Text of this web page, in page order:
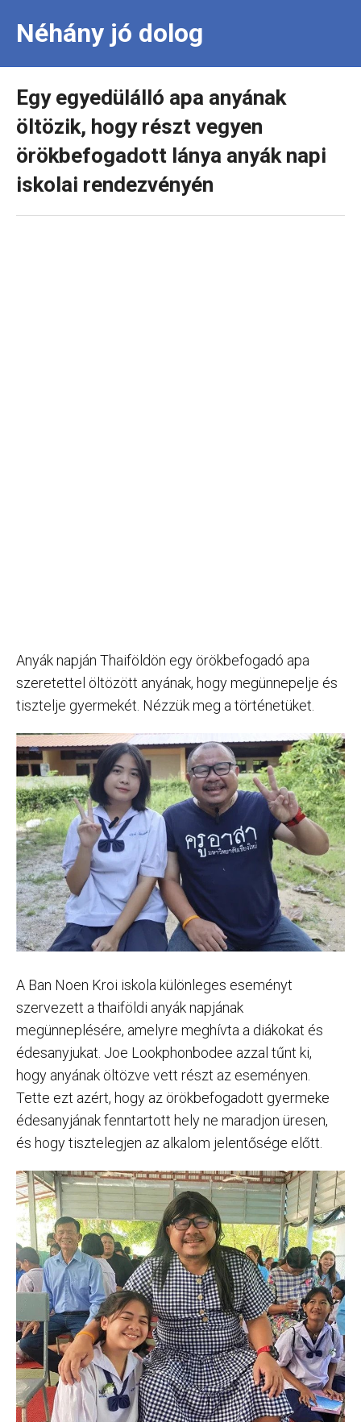
Néhány jó dolog
Egy egyedülálló apa anyának
öltözik, hogy részt vegyen
örökbefogadott lánya anyák napi
iskolai rendezvényén
Anyák napján Thaiföldön egy örökbefogadó apa
szeretettel öltözött anyának, hogy megünnepelje és
tisztelje gyermekét. Nézzük meg a történetüket.
A Ban Noen Kroi iskola különleges eseményt
szervezett a thaiföldi anyák napjának
megünneplésére, amelyre meghívta a diákokat és
édesanyjukat. Joe Lookphonbodee azzal tűnt ki,
hogy anyának öltözve vett részt az eseményen.
Tette ezt azért, hogy az örökbefogadott gyermeke
édesanyjának fenntartott hely ne maradjon üresen,
és hogy tisztelegjen az alkalom jelentősége előtt.